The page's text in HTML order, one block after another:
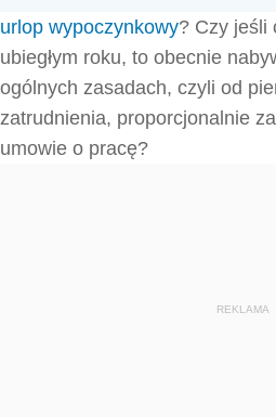
urlop wypoczynkowy? Czy jeśli
ubiegłym roku, to obecnie
ogólnych zasadach, czyli od
zatrudnienia, proporcjonalnie
umowie o pracę?
REKLAMA